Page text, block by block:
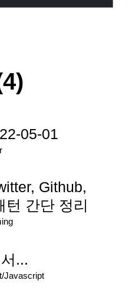
05-01
Github,
턴 간단 정리
...
Javascript